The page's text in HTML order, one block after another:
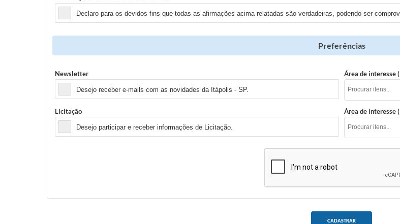
Declaro para os devidos fins que todas as afirmações acima relatadas são verdadeiras, podendo ser
Preferências
Newsletter
Desejo receber e-mails com as novidades da Itápolis - SP.
Área de interesse
Licitação
Desejo participar e receber informações de Licitação.
Área de interesse
CADASTRAR